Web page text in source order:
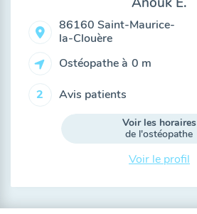
86160 Saint-Maurice-
la-Clouère
Ostéopathe à 0 m
2 Avis patients
Voir les horaires
de l'ostéopathe
Voir le profil